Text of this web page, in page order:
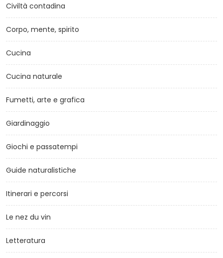
Civiltà contadina
Corpo, mente, spirito
Cucina
Cucina naturale
Fumetti, arte e grafica
Giardinaggio
Giochi e passatempi
Guide naturalistiche
Itinerari e percorsi
Le nez du vin
Letteratura